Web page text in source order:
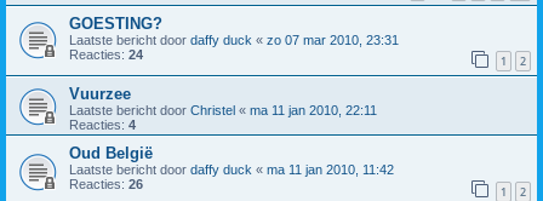
GOESTING?
Laatste bericht door daffy duck « zo 07 mar 2010, 23:31
Reacties: 24 1 2
Vuurzee
Laatste bericht door Christel « ma 11 jan 2010, 22:11
Reacties: 4
Oud België
Laatste bericht door daffy duck « ma 11 jan 2010, 11:42
Reacties: 26 1 2